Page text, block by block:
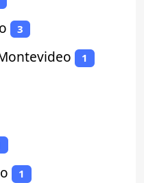
3
1
1